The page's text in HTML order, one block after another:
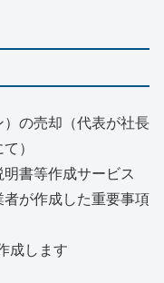
）の売却（代表が社長
）
書等作成サービス
が作成した重要事項
成します